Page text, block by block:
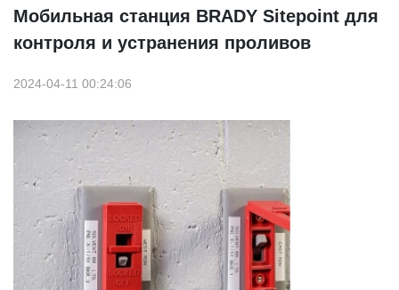
Мобильная станция BRADY Sitepoint для
контроля и устранения проливов
2024-04-11 00:24:06